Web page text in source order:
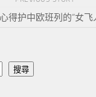
得护中欧班列的“女飞
搜尋